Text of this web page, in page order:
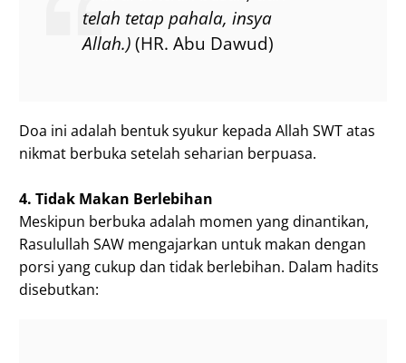
telah tetap pahala, insya
Allah.)(HR. Abu Dawud)
Doa ini adalah bentuk syukur kepada Allah SWT atas
nikmat berbuka setelah seharian berpuasa.
4. Tidak Makan Berlebihan
Meskipun berbuka adalah momen yang dinantikan,
Rasulullah SAW mengajarkan untuk makan dengan
porsi yang cukup dan tidak berlebihan. Dalam hadits
disebutkan: